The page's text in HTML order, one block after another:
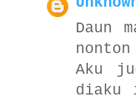
Daun
Aku
diaku